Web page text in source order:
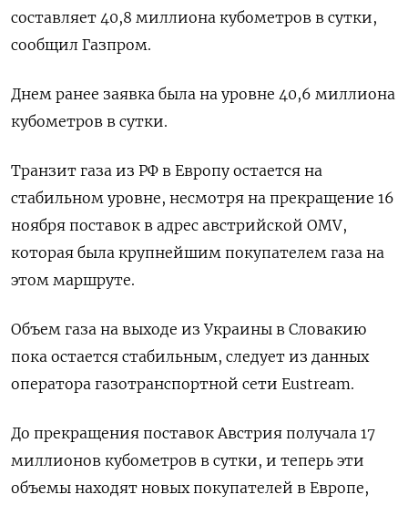
составляет 40,8 миллиона кубометров в сутки,
сообщил Газпром.
Днем ранее заявка была на уровне 40,6 миллиона
кубометров в сутки.
Транзит газа из РФ в Европу остается на
стабильном уровне, несмотря на прекращение 16
ноября поставок в адрес австрийской OMV,
которая была крупнейшим покупателем газа на
этом маршруте.
Объем газа на выходе из Украины в Словакию
пока остается стабильным, следует из данных
оператора газотранспортной сети Eustream.
До прекращения поставок Австрия получала 17
миллионов кубометров в сутки, и теперь эти
объемы находят новых покупателей в Европе,